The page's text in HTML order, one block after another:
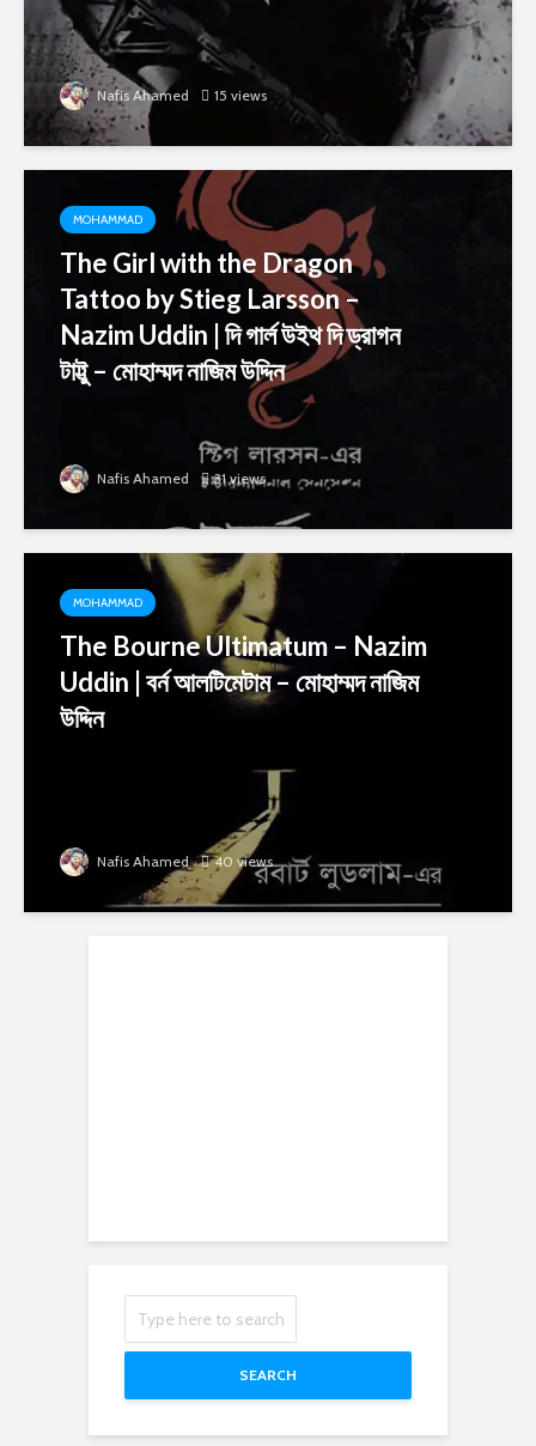
Nafis Ahamed 15 views
MOHAMMAD
The Girl with the Dragon
Tattoo by Stieg Larsson –
Nazim Uddin | দি গার্ল উইথ দি ড্রাগন
টাট্টু – মোহাম্মদ নাজিম উদ্দিন
Nafis Ahamed 31 views
MOHAMMAD
The Bourne Ultimatum – Nazim
Uddin | বর্ন আলটিমেটাম – মোহাম্মদ নাজিম
উদ্দিন
Nafis Ahamed 40 views
SEARCH